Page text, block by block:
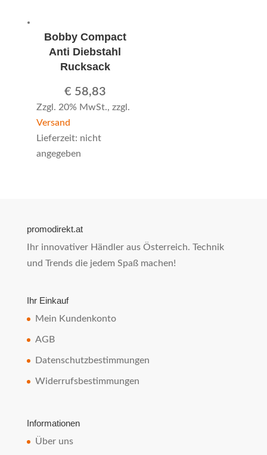
Bobby Compact
Anti Diebstahl
Rucksack
€ 58,83
Zzgl. 20% MwSt., zzgl.
Versand
Lieferzeit: nicht
angegeben
promodirekt.at
Ihr innovativer Händler aus Österreich. Technik
und Trends die jedem Spaß machen!
Ihr Einkauf
Mein Kundenkonto
AGB
Datenschutzbestimmungen
Widerrufsbestimmungen
Informationen
Über uns